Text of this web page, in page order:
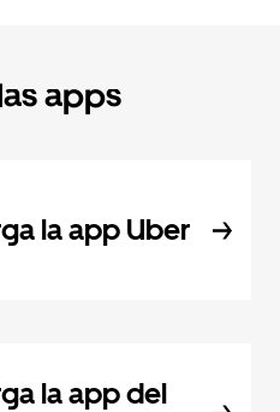
apps
la app Uber
la app del